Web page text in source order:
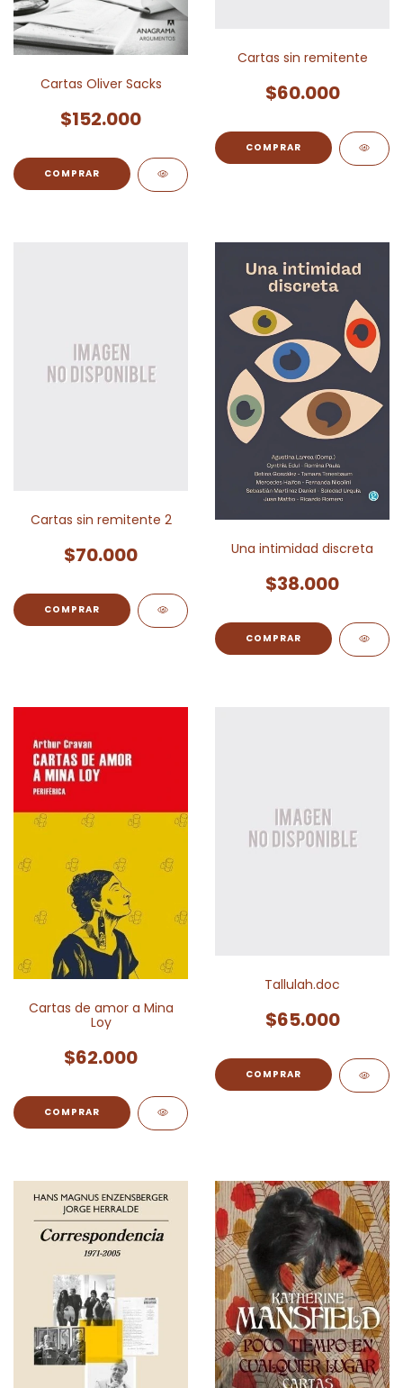
Cartas Oliver Sacks
$152.000
Cartas sin remitente
$60.000
Cartas sin remitente 2
$70.000 Una intimidad discreta
$38.000
Cartas de amor a Mina
Loy
$62.000
Tallulah.doc
$65.000